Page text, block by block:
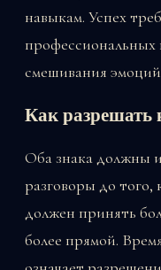
навыкам. Успех
профессиональных
смешивания
Как разрешать
Оба знака должны
разговоры до того,
должен принять
более прямой.